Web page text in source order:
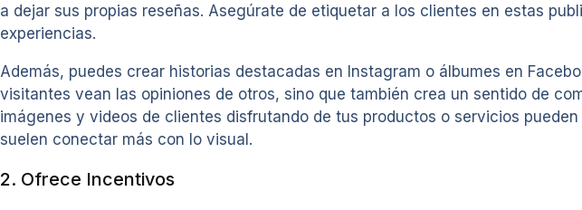
a dejar sus propias reseñas. Asegúrate de etiquetar a los clientes en estas
experiencias.
Además, puedes crear historias destacadas en Instagram o álbumes en
visitantes vean las opiniones de otros, sino que también crea un sentido de
imágenes y videos de clientes disfrutando de tus productos o servicios
suelen conectar más con lo visual.
2. Ofrece Incentivos